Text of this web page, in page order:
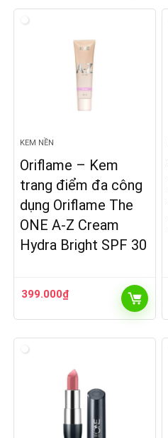
KEM NỀN
Oriflame – Kem
trang điểm đa công
dụng Oriflame The
ONE A-Z Cream
Hydra Bright SPF 30
399.000₫